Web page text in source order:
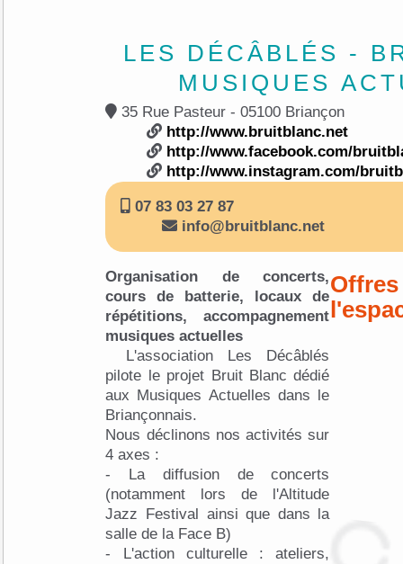
LES DÉCÂBLÉS -
MUSIQUES
35 Rue Pasteur - 05100 Briançon
http://www.bruitblanc.net
http://www.facebook.com/
http://www.instagram.com/
07 83 03 27 87
info@bruitblanc.net
Organisation de concerts,
cours de batterie, locaux de
répétitions, accompagnement
musiques actuelles
L'association Les Décâblés
pilote le projet Bruit Blanc dédié
aux Musiques Actuelles dans le
Briançonnais.
Nous déclinons nos activités sur
4 axes :
- La diffusion de concerts
(notamment lors de l'Altitude
Jazz Festival ainsi que dans la
salle de la Face B)
- L'action culturelle : ateliers,